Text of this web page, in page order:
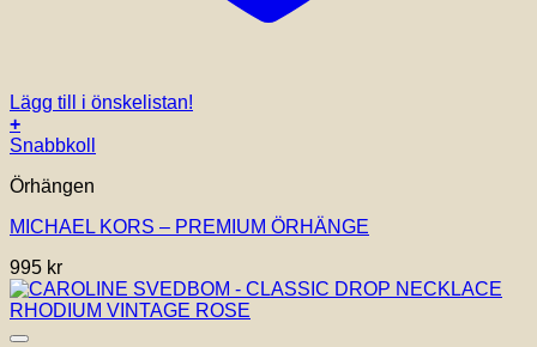
Lägg till i önskelistan!
+
Snabbkoll
Örhängen
MICHAEL KORS – PREMIUM ÖRHÄNGE
995 kr